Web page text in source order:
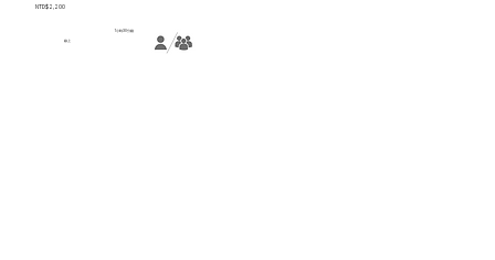
NTD$2,200
線上
1小時30分鐘